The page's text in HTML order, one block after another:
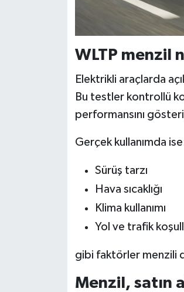
WLTP menzil
Elektrikli araçlarda
Bu testler kontrollü
performansını
Gerçek kullanımda
Sürüş tarzı
Hava sıcaklığı
Klima kullanımı
Yol ve trafik
gibi faktörler menzili
Menzil, satın